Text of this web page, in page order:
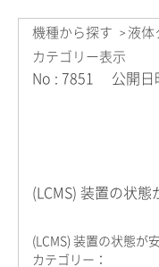
機種から探す > 液体
カテゴリー表示
No : 7851 公開日
(LCMS) 装置の状
(LCMS) 装置の状態が
カテゴリー：